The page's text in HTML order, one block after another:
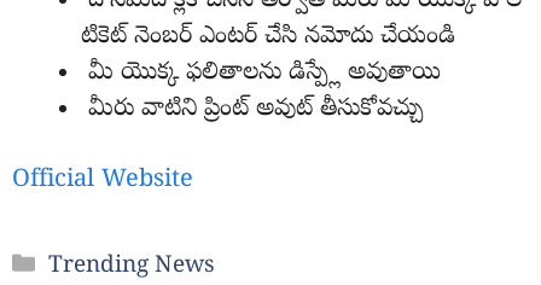
టికెట్ నెంబర్ ఎంటర్ చేసి నమోదు చేయండి
మీ యొక్క ఫలితాలను డిస్ప్లే అవుతాయి
మీరు వాటిని ప్రింట్ అవుట్ తీసుకోవచ్చు
Official Website
Categories
Trending News